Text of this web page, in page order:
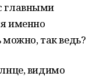
главными
именно
так ведь?
видимо